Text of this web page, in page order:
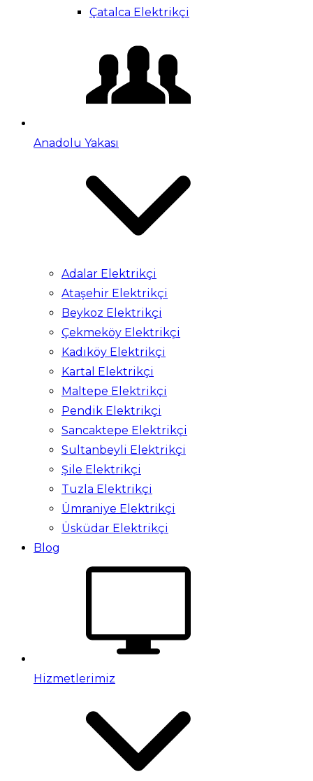
Çatalca Elektrikçi
Anadolu Yakası
Adalar Elektrikçi
Ataşehir Elektrikçi
Beykoz Elektrikçi
Çekmeköy Elektrikçi
Kadıköy Elektrikçi
Kartal Elektrikçi
Maltepe Elektrikçi
Pendik Elektrikçi
Sancaktepe Elektrikçi
Sultanbeyli Elektrikçi
Şile Elektrikçi
Tuzla Elektrikçi
Ümraniye Elektrikçi
Üsküdar Elektrikçi
Blog
Hizmetlerimiz